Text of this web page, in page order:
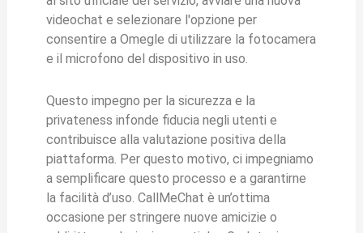
videochat e selezionare l'opzione per
consentire a Omegle di utilizzare la fotocamera
e il microfono del dispositivo in uso.
Questo impegno per la sicurezza e la
privateness infonde fiducia negli utenti e
contribuisce alla valutazione positiva della
piattaforma. Per questo motivo, ci impegniamo
a semplificare questo processo e a garantirne
la facilità d’uso. CallMeChat è un’ottima
occasione per stringere nuove amicizie o